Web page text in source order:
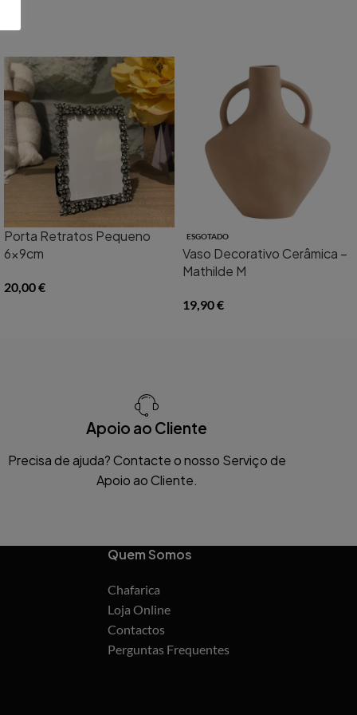
Porta Retratos Pequeno
6x9cm
20,00€
ESGOTADO
Vaso Decorativo Cerâmica –
Mathilde M
19,90€
Apoio ao Cliente
Precisa de ajuda? Contacte o nosso Serviço de
Apoio ao Cliente.
Quem Somos
Chafarica
Loja Online
Contactos
Perguntas Frequentes